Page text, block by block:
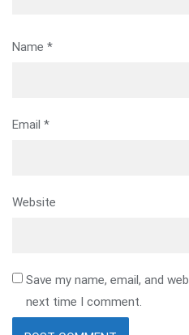
Name *
Email *
Website
Save my name, email, and
next time I comment.